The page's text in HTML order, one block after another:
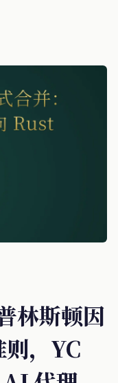
林斯顿因
，YC